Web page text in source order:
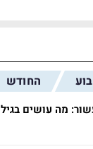
החודש
עושים בגיל 20, 30, 40, 50 ו-60